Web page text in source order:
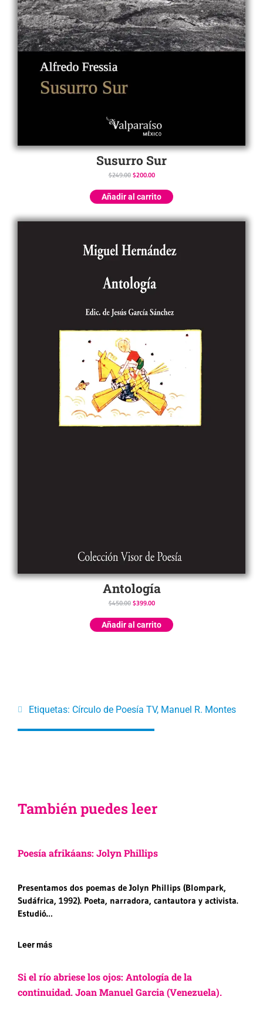
Susurro Sur
$249.00 $200.00
Añadir al carrito
Antología
$450.00 $399.00
Añadir al carrito
Etiquetas: Círculo de Poesía TV, Manuel R. Montes
También puedes leer
Poesía afrikáans: Jolyn Phillips
Presentamos dos poemas de Jolyn Phillips (Blompark,
Sudáfrica, 1992). Poeta, narradora, cantautora y activista.
Estudió…
Leer más
Si el río abriese los ojos: Antología de la
continuidad. Joan Manuel Garcia (Venezuela).